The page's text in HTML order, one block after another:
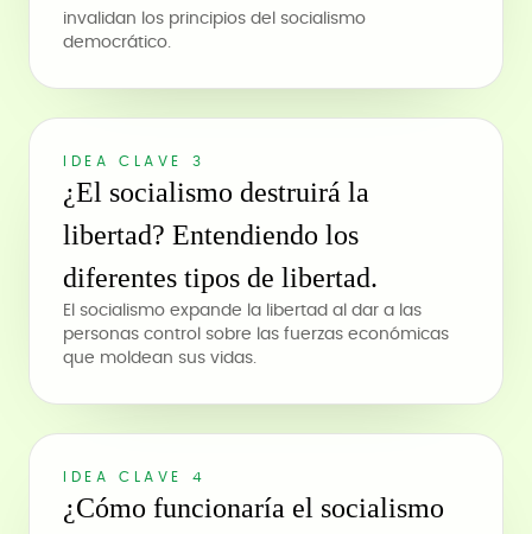
invalidan los principios del socialismo
democrático.
IDEA CLAVE 3
¿El socialismo destruirá la
libertad? Entendiendo los
diferentes tipos de libertad.
El socialismo expande la libertad al dar a las
personas control sobre las fuerzas económicas
que moldean sus vidas.
IDEA CLAVE 4
¿Cómo funcionaría el socialismo